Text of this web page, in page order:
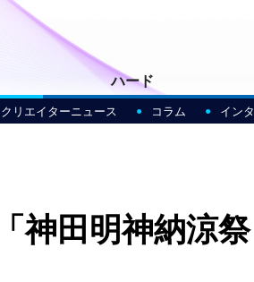
クリエイターニュース コラム イン
ハード
神田明神納涼